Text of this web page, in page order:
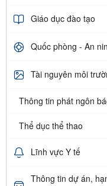
Giáo dục đào tạo
Quốc phòng - An
Tài nguyên môi
Thông tin phát ngôn
Thể dục thể thao
Lĩnh vực Y tế
Thông tin dự án,